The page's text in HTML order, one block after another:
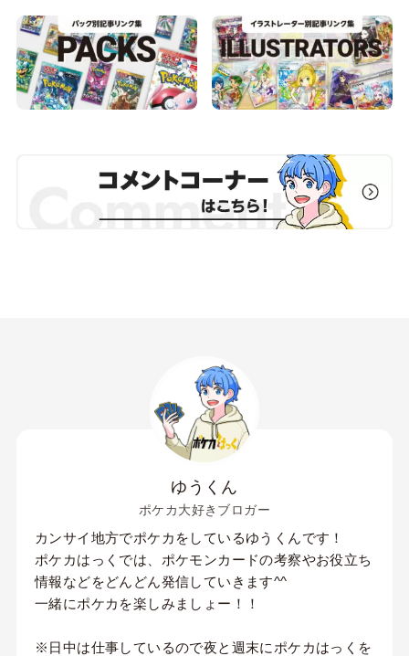
ゆうくん
ポケカ大好きブロガー
カンサイ地方でポケカをしているゆうくんです！
ポケカはっくでは、ポケモンカードの考察やお役立ち
情報などをどんどん発信していきます^^
一緒にポケカを楽しみましょー！！
※日中は仕事しているので夜と週末にポケカはっくを